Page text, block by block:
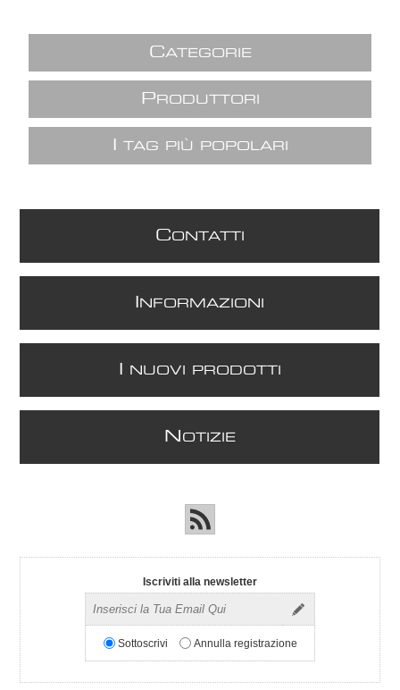
CATEGORIE
P RODUTTORI
TAG PIÙ POPOLARI
CONTATTI
NFORMAZIONI
NUOVI PRODOTTI
N OTIZIE
Iscriviti alla newsletter
Sottoscrivi Annulla registrazione